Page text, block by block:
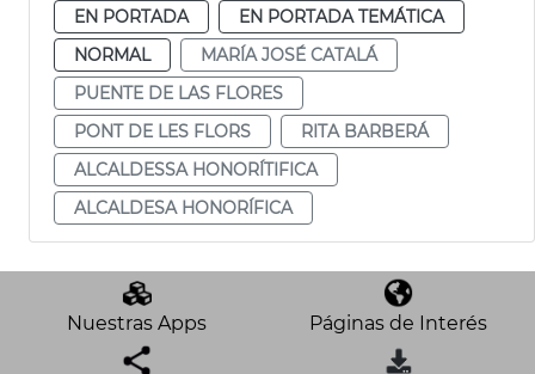
EN PORTADA
EN PORTADA TEMÁTICA
NORMAL
MARÍA JOSÉ CATALÁ
PUENTE DE LAS FLORES
PONT DE LES FLORS
RITA BARBERÁ
ALCALDESSA HONORÍTIFICA
ALCALDESA HONORÍFICA
Nuestras Apps Páginas de Interés